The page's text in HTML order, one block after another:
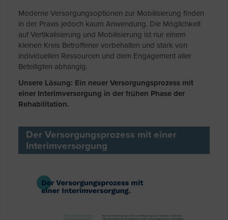
Moderne Versorgungsoptionen zur Mobilisierung finden
in der Praxis jedoch kaum Anwendung. Die Möglichkeit
auf Vertikalisierung und Mobilisierung ist nur einem
kleinen Kreis Betroffener vorbehalten und stark von
individuellen Ressourcen und dem Engagement aller
Beteiligten abhängig.
Unsere Lösung: Ein neuer Versorgungsprozess mit
einer Interimversorgung in der frühen Phase der
Rehabilitation.
Der Versorgungsprozess mit einer
Interimversorgung